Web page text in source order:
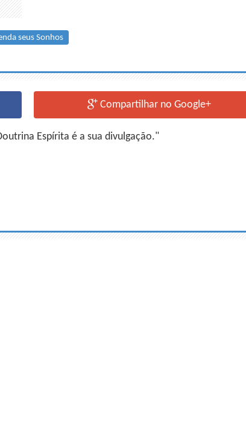
seus Sonhos
Compartilhar no Google+
Espírita é a sua divulgação."